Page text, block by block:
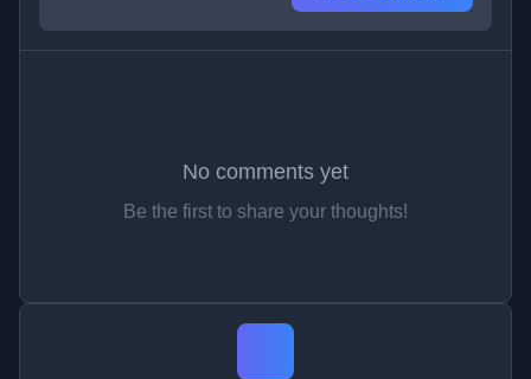
No comments yet
Be the first to share your thoughts!